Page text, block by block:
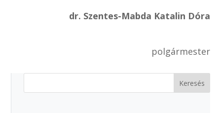
dr. Szentes-Mabda Katalin Dóra
polgármester